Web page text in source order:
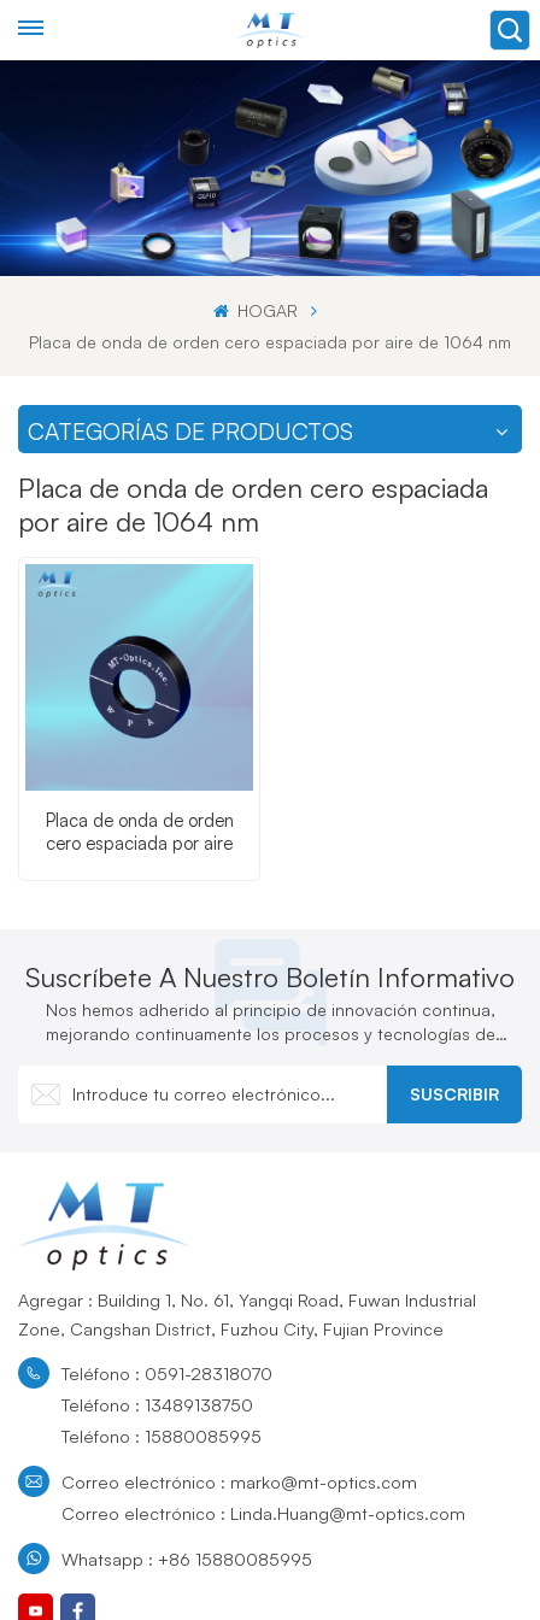
HOGAR
Placa de onda de orden cero espaciada por aire de 1064 nm
CATEGORÍAS DE PRODUCTOS
Placa de onda de orden cero espaciada
por aire de 1064 nm
Placa de onda de orden
cero espaciada por aire
Suscríbete A Nuestro Boletín Informativo
Nos hemos adherido al principio de innovación continua,
mejorando continuamente los procesos y tecnologías de
SUSCRIBIR
Agregar : Building 1, No. 61, Yangqi Road, Fuwan Industrial
Zone, Cangshan District, Fuzhou City, Fujian Province
Teléfono : 0591-28318070
Teléfono : 13489138750
Teléfono : 15880085995
Correo electrónico : marko@mt-optics.com
Correo electrónico : Linda.Huang@mt-optics.com
Whatsapp : +86 15880085995